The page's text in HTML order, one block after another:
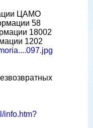
ЦАМО
58
18002
1202
info.htm?